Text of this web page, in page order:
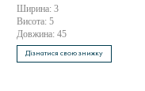
Ширина: 3
Висота: 5
Довжина: 45
Дізнатися свою знижку